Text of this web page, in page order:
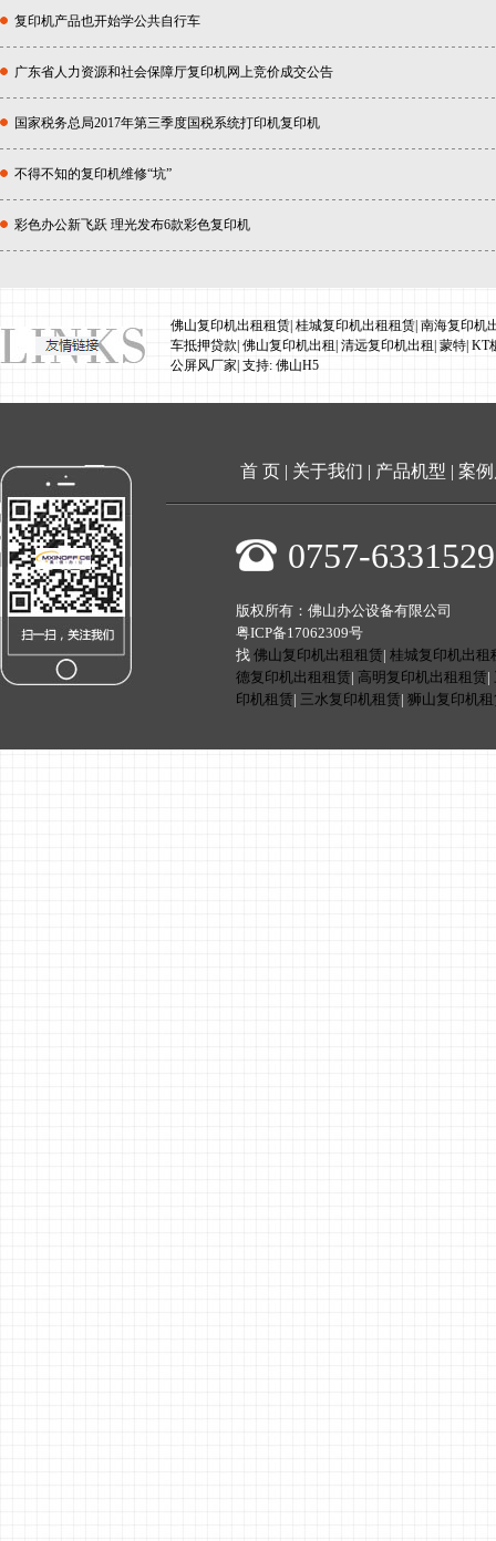
复印机产品也开始学公共自行车
广东省人力资源和社会保障厅复印机网上竞价成交公告
国家税务总局2017年第三季度国税系统打印机复印机
不得不知的复印机维修“坑”
彩色办公新飞跃 理光发布6款彩色复印机
佛山复印机出租租赁 桂城复印机出租租赁 南海复印机
车抵押贷款 佛山复印机出租 清远复印机出租 蒙特 KT
公屏风厂家 | 支持: 佛山H5
首 页 | 关于我们 | 产品机型 | 案
0757-
版权所有：佛山办公设备有限公司
粤ICP备17062309号
找 佛山复印机出租租赁| 桂城复印机出租
德复印机出租租赁| 高明复印机出租租赁|
印机租赁| 三水复印机租赁| 狮山复印机